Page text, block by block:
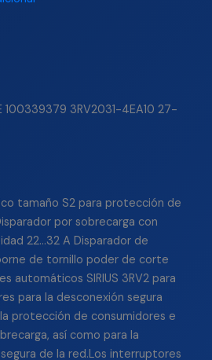
100339379 3RV2031-4EA10 27-
tamaño S2 para protección de
por sobrecarga con
22…32 A Disparador de
de tornillo poder de corte
automáticos SIRIUS 3RV2 para
para la desconexión segura
protección de consumidores e
así como para la
de la red.Los interruptores